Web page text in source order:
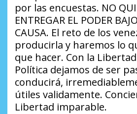
por las encuestas. NO
ENTREGAR EL PODER
CAUSA. El reto de los
producirla y haremos lo
que hacer. Con la
Política dejamos de ser
conducirá,
útiles validamente.
Libertad imparable.